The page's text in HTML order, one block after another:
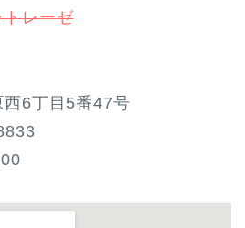
レーゼ
6丁目5番47号